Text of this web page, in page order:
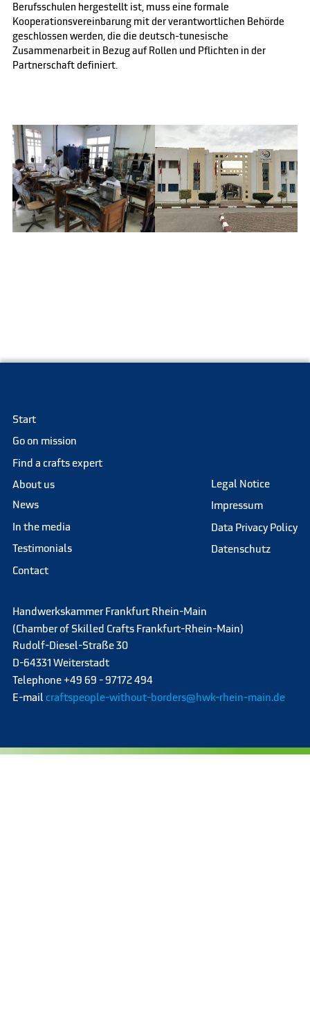
Berufsschulen hergestellt ist, muss eine formale
Kooperationsvereinbarung mit der verantwortlichen Behörde
geschlossen werden, die die deutsch-tunesische
Zusammenarbeit in Bezug auf Rollen und Pflichten in der
Partnerschaft definiert.
Start
Go on mission
Find a crafts expert
About us
News
In the media
Testimonials
Contact
Legal Notice
Impressum
Data Privacy Policy
Datenschutz
Handwerkskammer Frankfurt Rhein-Main
(Chamber of Skilled Crafts Frankfurt-Rhein-Main)
Rudolf-Diesel-Straße 30
D-64331 Weiterstadt
Telephone +49 69 - 97172 494
E-mail craftspeople-without-borders@hwk-rhein-main.de